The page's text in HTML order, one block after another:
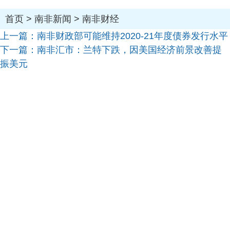
首页 > 南非新闻 > 南非财经
上一篇： 南非财政部可能维持2020-21年度债券发行水平
下一篇： 南非汇市：兰特下跌，因美国经济前景改善提
振美元